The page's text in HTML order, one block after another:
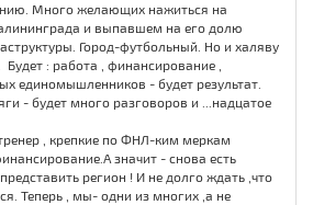
Много желающих нажиться на
и выпавшем на его долю
Город-футбольный. Но и халяву
Будет : работа , финансирование ,
единомышленников - будет результат.
- будет много разговоров и ...надцатое
, крепкие по ФНЛ-ким меркам
значит - снова есть
регион ! И не долго ждать ,что
Теперь , мы- одни из многих ,а не